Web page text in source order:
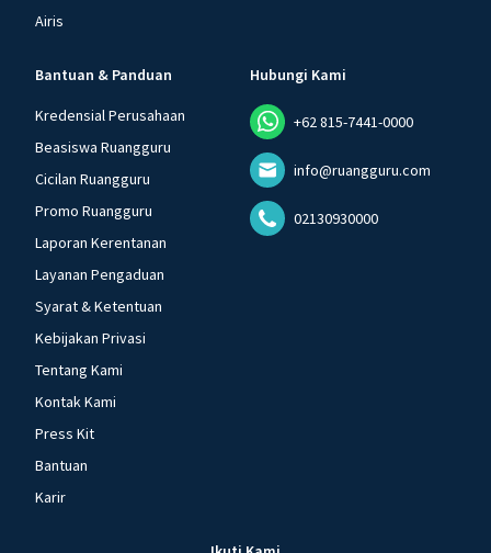
Airis
Bantuan & Panduan
Kredensial Perusahaan
Beasiswa Ruangguru
Cicilan Ruangguru
Promo Ruangguru
Laporan Kerentanan
Layanan Pengaduan
Syarat & Ketentuan
Kebijakan Privasi
Tentang Kami
Kontak Kami
Press Kit
Bantuan
Karir
Hubungi Kami
+62 815-7441-0000
info@ruangguru.com
02130930000